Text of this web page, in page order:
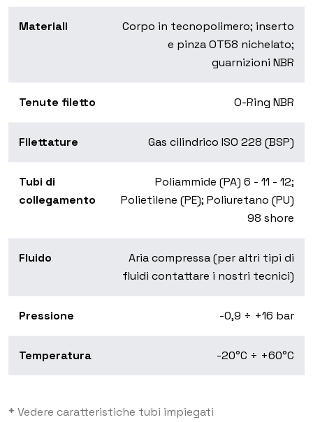
Materiali
Corpo in tecnopolimero; inserto
e pinza OT58 nichelato;
guarnizioni NBR
Tenute filetto O-Ring NBR
Filettature Gas cilindrico ISO 228 (BSP)
Tubi di
collegamento
Poliammide (PA) 6 - 11 - 12;
Polietilene (PE); Poliuretano (PU)
98 shore
Fluido
Aria compressa (per altri tipi di
fluidi contattare i nostri tecnici)
Pressione -0,9 ÷ +16 bar
Temperatura -20°C ÷ +60°C
* Vedere caratteristiche tubi impiegati